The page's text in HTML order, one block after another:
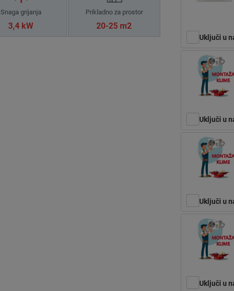
Snaga grijanja
3,4 kW
Prikladno za prostor
20-25 m2
Uključi u
Uključi u
Uključi u
Uključi u